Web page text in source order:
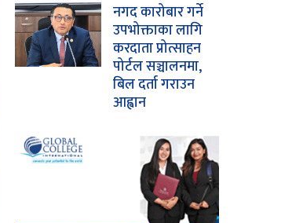
नगद कारोबार गर्ने
उपभोक्ताका लागि
करदाता प्रोत्साहन
पोर्टल सञ्चालनमा,
बिल दर्ता गराउन
आह्वान